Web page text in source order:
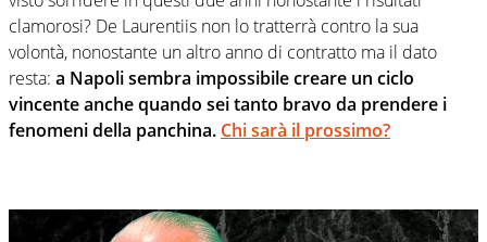
clamorosi? De Laurentiis non lo tratterrà contro la sua
volontà, nonostante un altro anno di contratto ma il dato
resta: a Napoli sembra impossibile creare un ciclo
vincente anche quando sei tanto bravo da prendere i
fenomeni della panchina. Chi sarà il prossimo?